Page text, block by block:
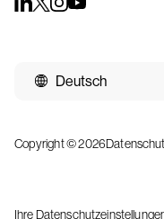
Deutsch
Copyright © 2026
Ihre